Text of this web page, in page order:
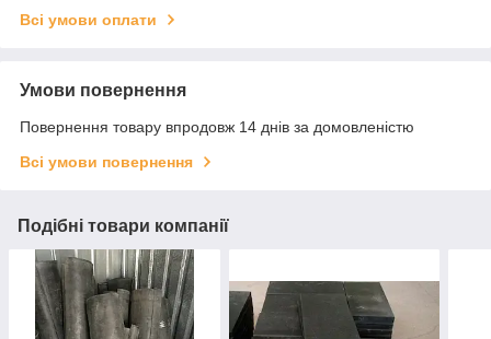
Всі умови оплати
Умови повернення
Повернення товару впродовж 14 днів за домовленістю
Всі умови повернення
Подібні товари компанії